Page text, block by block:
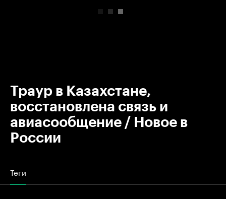
Траур в Казахстане,
восстановлена связь и
авиасообщение / Новое в
России
Теги